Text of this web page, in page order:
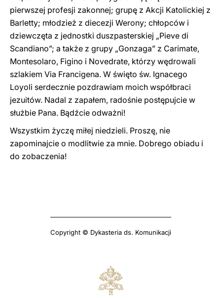
pierwszej profesji zakonnej; grupę z Akcji Katolickiej z
Barletty; młodzież z diecezji Werony; chłopców i
dziewczęta z jednostki duszpasterskiej „Pieve di
Scandiano”; a także z grupy „Gonzaga” z Carimate,
Montesolaro, Figino i Novedrate, którzy wędrowali
szlakiem Via Francigena. W święto św. Ignacego
Loyoli serdecznie pozdrawiam moich współbraci
jezuitów. Nadal z zapałem, radośnie postępujcie w
służbie Pana. Bądźcie odważni!
Wszystkim życzę miłej niedzieli. Proszę, nie
zapominajcie o modlitwie za mnie. Dobrego obiadu i
do zobaczenia!
Copyright © Dykasteria ds. Komunikacji